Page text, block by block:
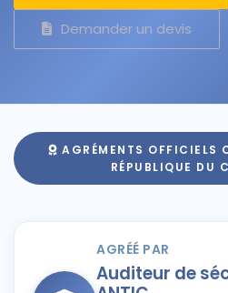
Demander un devis
AGRÉMENTS OFFICIELS
RÉPUBLIQUE DU
AGRÉÉ PAR
Auditeur de